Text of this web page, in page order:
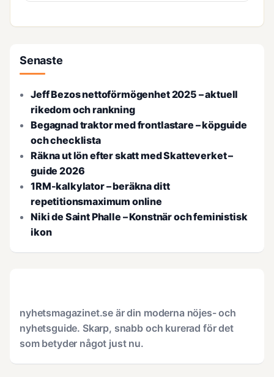
Senaste
Jeff Bezos nettoförmögenhet 2025 – aktuell
rikedom och rankning
Begagnad traktor med frontlastare – köpguide
och checklista
Räkna ut lön efter skatt med Skatteverket –
guide 2026
1RM-kalkylator – beräkna ditt
repetitionsmaximum online
Niki de Saint Phalle – Konstnär och feministisk
ikon
nyhetsmagazinet.se är din moderna nöjes- och
nyhetsguide. Skarp, snabb och kurerad för det
som betyder något just nu.